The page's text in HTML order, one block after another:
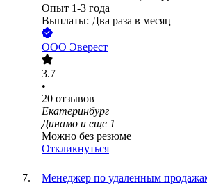
Опыт 1-3 года
Выплаты: Два раза в месяц
ООО Эверест
3.7
•
20 отзывов
Екатеринбург
Динамо и еще 1
Можно без резюме
Откликнуться
Менеджер по удаленным